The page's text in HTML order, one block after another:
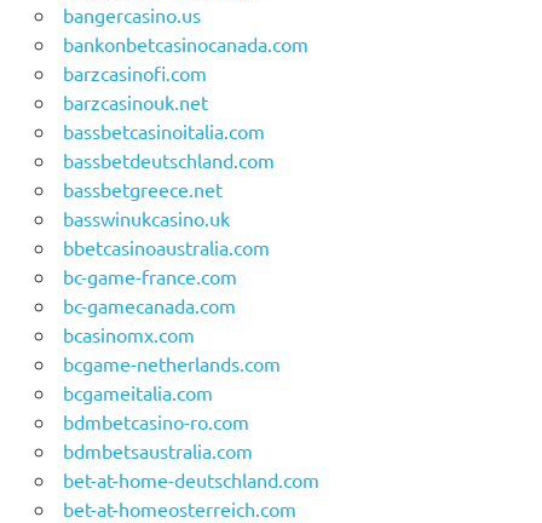
bangercasino.us
bankonbetcasinocanada.com
barzcasinofi.com
barzcasinouk.net
bassbetcasinoitalia.com
bassbetdeutschland.com
bassbetgreece.net
basswinukcasino.uk
bbetcasinoaustralia.com
bc-game-france.com
bc-gamecanada.com
bcasinomx.com
bcgame-netherlands.com
bcgameitalia.com
bdmbetcasino-ro.com
bdmbetsaustralia.com
bet-at-home-deutschland.com
bet-at-homeosterreich.com